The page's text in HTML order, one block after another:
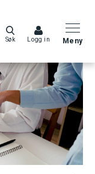
Søk Logg in Meny